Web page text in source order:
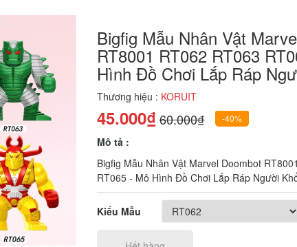
Bigfig Mẫu Nhân Vật
RT8001 RT062 RT063
Hình Đồ Chơi Lắp Ráp
Thương hiệu : KORUIT
45.000₫60.000₫ -40%
Mô tả :
Bigfig Mẫu Nhân Vật Marvel Doombot
RT065 - Mô Hình Đồ Chơi Lắp Ráp Người
Kiểu Mẫu